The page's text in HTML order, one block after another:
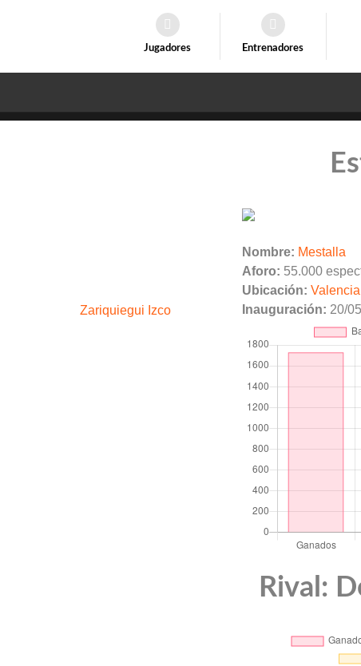
Jugadores Entrenadores
Zariquiegui Izco
Nombre: Mestalla
Aforo: 55.000
Ubicación:
Inauguración: 20/
Rival: